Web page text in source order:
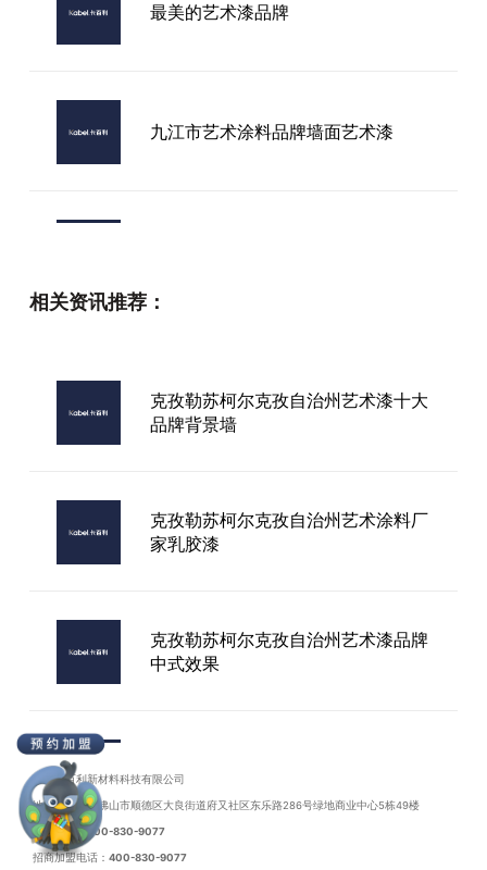
最美的艺术漆品牌
九江市艺术涂料品牌墙面艺术漆
相关资讯推荐：
克孜勒苏柯尔克孜自治州艺术漆十大
品牌背景墙
克孜勒苏柯尔克孜自治州艺术涂料厂
家乳胶漆
克孜勒苏柯尔克孜自治州艺术漆品牌
中式效果
哪个品牌好
广东卡百利新材料科技有限公司
地址：广东省佛山市顺德区大良街道府又社区东乐路286号绿地商业中心5栋49楼
联系电话：400-830-9077
招商加盟电话： 400-830-9077